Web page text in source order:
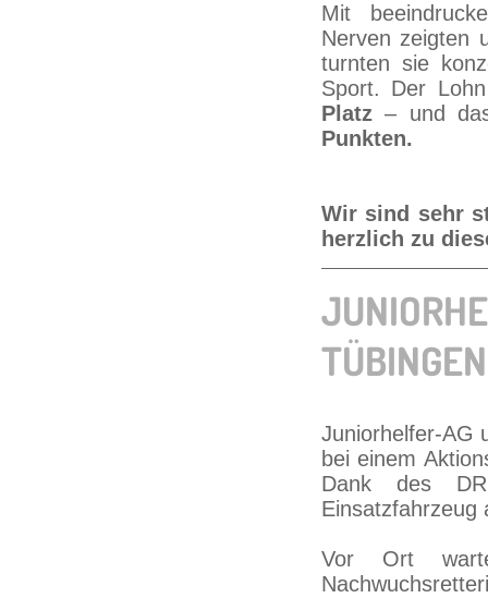
Mit
Nerven zeigten
turnten sie
Sport. Der
Platz – und
Punkten.
Wir sind sehr
herzlich zu
Juniorhelfer-AG
bei einem
Dank des
Einsatzfahrzeug
Vor Ort